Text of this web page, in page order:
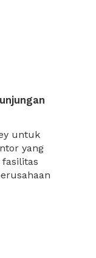
untuk
yang